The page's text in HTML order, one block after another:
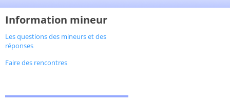
Information mineur
Les questions des mineurs et des
réponses
Faire des rencontres